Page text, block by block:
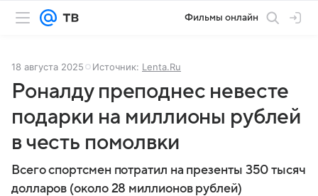
Фильмы онлайн
18 августа 2025 Источник: Lenta.Ru
Роналду преподнес невесте
подарки на миллионы рублей
в честь помолвки
Всего спортсмен потратил на презенты 350 тысяч
долларов (около 28 миллионов рублей)